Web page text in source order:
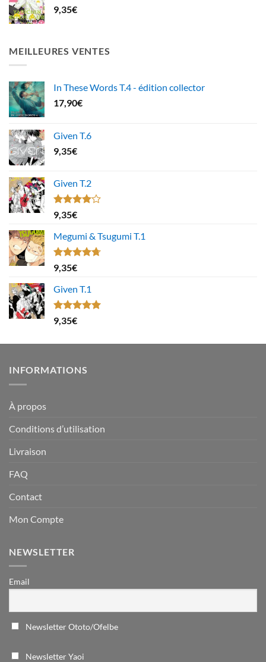
9,35€
MEILLEURES VENTES
In These Words T.4 - édition collector
17,90€
Given T.6
9,35€
Given T.2
Note
4.00
5
9,35€
Megumi & Tsugumi T.1
Note4.67
sur 5
9,35€
Given T.1
Note5.00
sur 5
9,35€
INFORMATIONS
À propos
Conditions d’utilisation
Livraison
FAQ
Contact
Mon Compte
NEWSLETTER
Email
Newsletter Ototo/Ofelbe
Newsletter Yaoi